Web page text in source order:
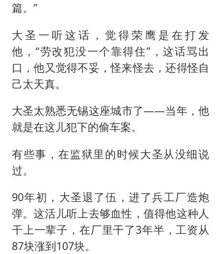
篇。”
大圣一听这话，觉得荣鹰是在打发
他，“劳改犯没一个靠得住”，这话骂出
口，他又觉得不妥，怪来怪去，还得怪自
己太天真。
大圣太熟悉无锡这座城市了——当年，他
就是在这儿犯下的偷车案。
有些事，在监狱里的时候大圣从没细说
过。
90年初，大圣退了伍，进了兵工厂造炮
弹。这活儿听上去够血性，值得他这种人
干上一辈子，在厂里干了3年半，工资从
87块涨到107块。